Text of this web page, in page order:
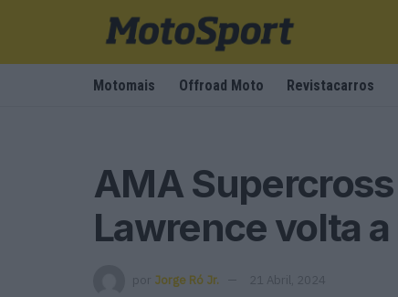
Motomais Offroad Moto Revistacarros
AMA
Lawrence volta
por Jorge Ró Jr.
21 Abril, 2024